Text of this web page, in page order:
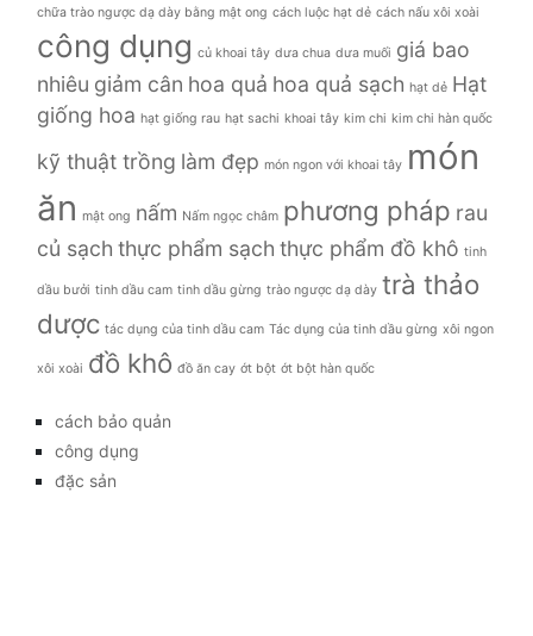
chữa trào ngược dạ dày bằng mật ong cách luộc hạt dẻ cách nấu xôi xoài
công dụng củ khoai tây dưa chua dưa muối giá bao
nhiêu giảm cân hoa quả hoa quả sạch hạt dẻ Hạt
giống hoa hạt giống rau hạt sachi khoai tây kim chi kim chi hàn quốc
kỹ thuật trồng làm đẹp món ngon với khoai tây món
ăn mật ong nấm Nấm ngọc châm phương pháp rau
củ sạch thực phẩm sạch thực phẩm đồ khô tinh
dầu bưởi tinh dầu cam tinh dầu gừng trào ngược dạ dày trà thảo
dược tác dụng của tinh dầu cam Tác dụng của tinh dầu gừng xôi ngon
xôi xoài đồ khô đồ ăn cay ớt bột ớt bột hàn quốc
cách bảo quản
công dụng
đặc sản